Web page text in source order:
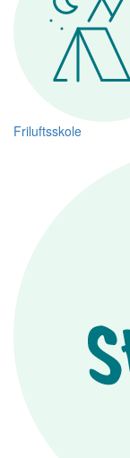
Friluftsskole